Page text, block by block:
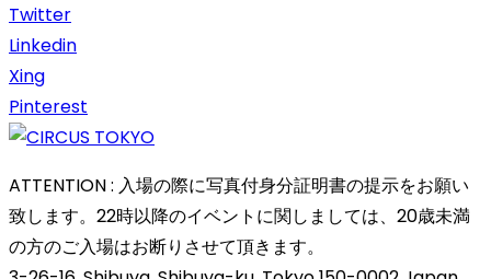
Twitter
Linkedin
Xing
Pinterest
ATTENTION : 入場の際に写真付身分証明書の提示をお願い
致します。22時以降のイベントに関しましては、20歳未満
の方のご入場はお断りさせて頂きます。